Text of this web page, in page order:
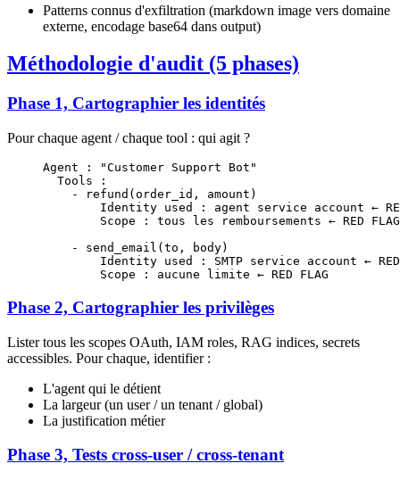
Patterns connus d'exfiltration (markdown image vers domaine
externe, encodage base64 dans output)
Méthodologie d'audit (5 phases)
Phase 1, Cartographier les identités
Pour chaque agent / chaque tool : qui agit ?
Agent : "Customer Support Bot"
  Tools :
    - refund(order_id, amount)
Identity used : agent service account ←
Scope : tous les remboursements ← RED
    - send_email(to, body)
Identity used : SMTP service account ←
        Scope : aucune limite ← RED FLAG
Phase 2, Cartographier les privilèges
Lister tous les scopes OAuth, IAM roles, RAG indices, secrets
accessibles. Pour chaque, identifier :
L'agent qui le détient
La largeur (un user / un tenant / global)
La justification métier
Phase 3, Tests cross-user / cross-tenant